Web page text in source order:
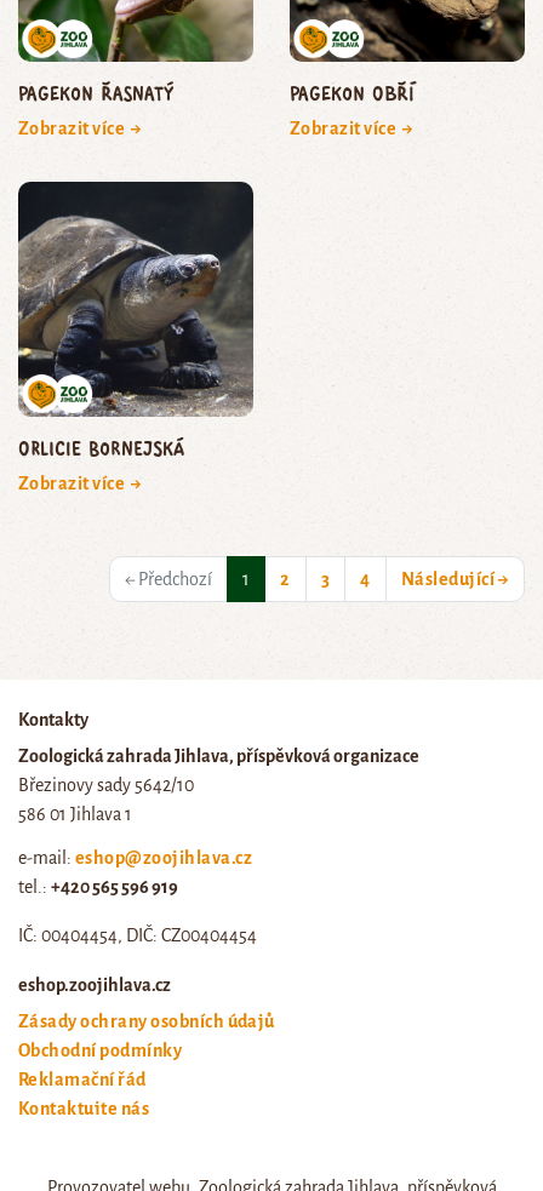
pagekon řasnatý
Zobrazit více →
pagekon obří
Zobrazit více →
orlicie bornejská
Zobrazit více →
← Předchozí 1 (current)
2 3 4 Následující →
Kontakty
Zoologická zahrada Jihlava, příspěvková organizace
Březinovy sady 5642/10
586 01 Jihlava 1
e-mail: eshop@zoojihlava.cz
tel.: +420 565 596 919
IČ: 00404454, DIČ: CZ00404454
eshop.zoojihlava.cz
Zásady ochrany osobních údajů
Obchodní podmínky
Reklamační řád
Kontaktujte nás